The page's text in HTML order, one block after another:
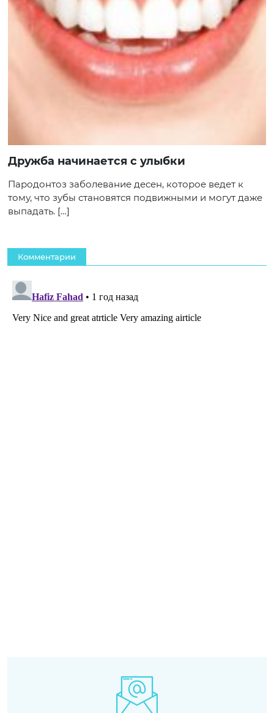
Дружба начинается с улыбки
Пародонтоз заболевание десен, которое ведет к
тому, что зубы становятся подвижными и могут даже
выпадать. […]
Комментарии